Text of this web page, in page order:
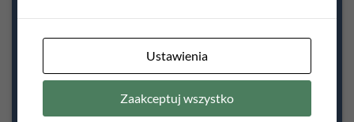
Ustawienia
Zaakceptuj wszystko